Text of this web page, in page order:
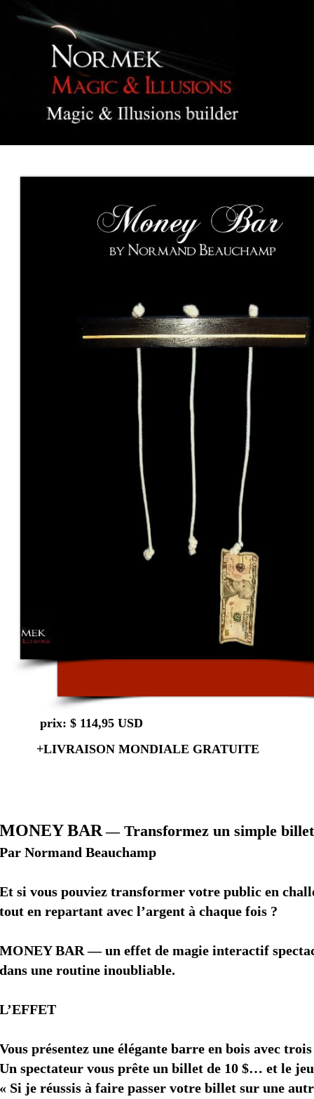
prix: $ 114,95 USD
+LIVRAISON MONDIALE GRATUITE
MONEY BAR —Transformez un simple
Par Normand Beauchamp
Et si vous pouviez transformer votre public en
tout en repartant avec l’argent à chaque fois ?
MONEY BAR — un effet de magie interactif
dans une routine inoubliable.
L’EFFET
Vous présentez une élégante barre en bois avec
Un spectateur vous prête un billet de 10 $… et le
« Si je réussis à faire passer votre billet sur une